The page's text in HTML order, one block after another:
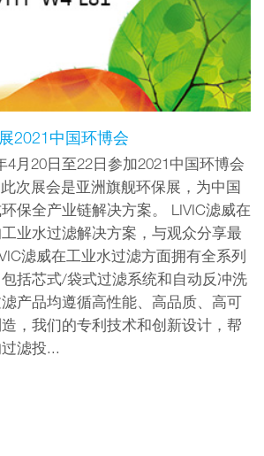
2021中国环博会
4月20日至22日参加2021中国环博会
此次展会是亚洲旗舰环保展，为中国
保全产业链解决方案。 LIVIC滤威在
业水过滤解决方案，与观众分享最
滤威在工业水过滤方面拥有全系列
括芯式/袋式过滤系统和自动反冲洗
产品均遵循高性能、高品质、高可
，我们的专利技术和创新设计，帮
滤投...